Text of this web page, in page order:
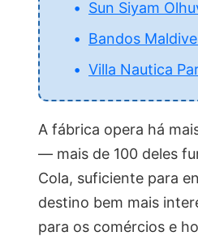
Sun Siyam
Bandos
Villa Nautica
A fábrica opera há
— mais de 100 deles
Cola, suficiente para
destino bem mais
para os comércios e